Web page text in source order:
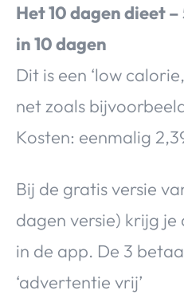
Het 10 dagen dieet
in 10 dagen
Dit is een ‘low
net zoals
Kosten: eenmalig
Bij de gratis versie
dagen versie) krijg
in de app. De 3
‘advertentie vrij’